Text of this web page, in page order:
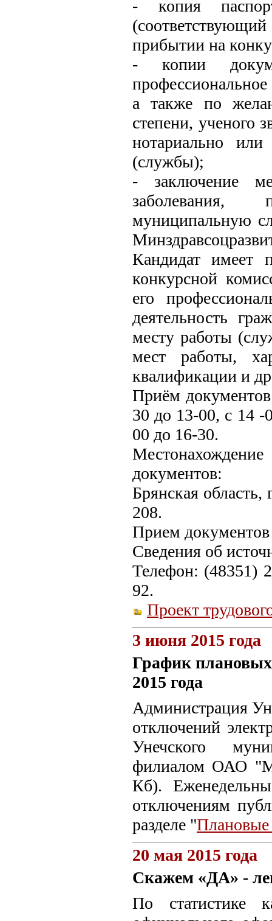
- копия
прибытии на
- копии
а также по
степени, ученого
нотариально
(службы);
- заключение
заболевания,
муниципальную
Кандидат имеет
конкурсной
его
деятельность
месту работы
мест работы,
квалификации и
Приём документов
30 до 13-00, с 14 -
00 до 16-30.
документов:
Брянская
208.
Прием документов
Сведения об
Телефон: (48351)
92.
Проект
3 июня 2015 года
График
2015 года
Администрация
отключений
Унечского
филиалом ОАО
Кб).
отключениям
разделе "
20 мая 2015 года
Скажем «ДА» -
По статистике